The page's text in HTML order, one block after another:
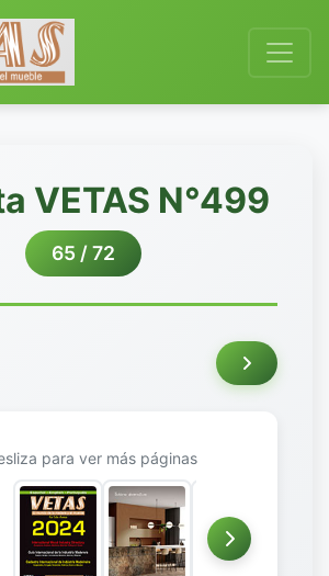
VETAS N°499
65 / 72
para ver más páginas